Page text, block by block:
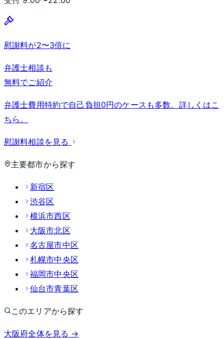
慰謝料が2〜3倍に
弁護士相談も
無料でご紹介
弁護士費用特約で自己負担0円のケースも多数。詳しくはこ
ちら。
慰謝料相談を見る
主要都市から探す
新宿区
渋谷区
横浜市西区
大阪市北区
名古屋市中区
札幌市中央区
福岡市中央区
仙台市青葉区
このエリアから探す
大阪府全体を見る →